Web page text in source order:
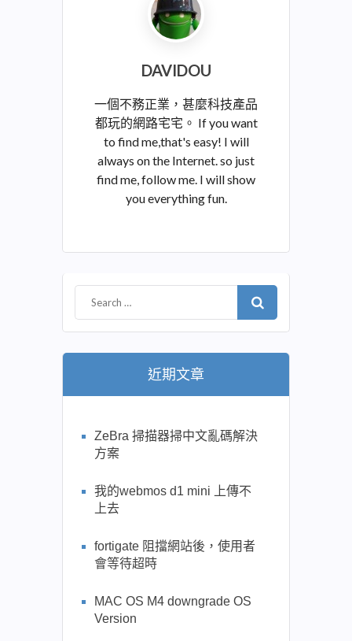
DAVIDOU
一個不務正業，甚麼科技產品
都玩的網路宅宅。 If you want
to find me,that's easy! I will
always on the Internet. so just
find me, follow me. I will show
you everything fun.
近期文章
ZeBra 掃描器掃中文亂碼解決
方案
我的webmos d1 mini 上傳不
上去
fortigate 阻擋網站後，使用者
會等待超時
MAC OS M4 downgrade OS
Version